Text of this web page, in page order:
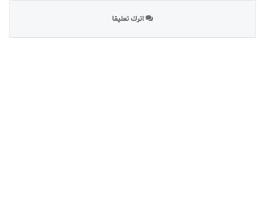
اترك تعليقا